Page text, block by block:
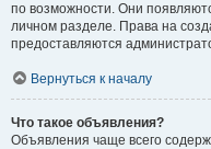
по возможности. Они
личном разделе. Права на
предоставляются
Вернуться к началу
Что такое объявления?
Объявления чаще всего